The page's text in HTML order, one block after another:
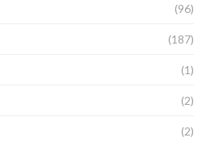
(96)
(187)
(1)
(2)
(2)